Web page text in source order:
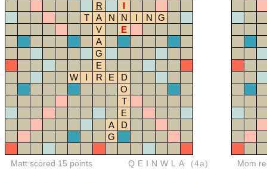
R
I
T
A N N I N G
V
E
A
G
E
W
I R E
D
O
T
E
A
D
G
Matt scored 15 points QEINWLA (4a) Mom